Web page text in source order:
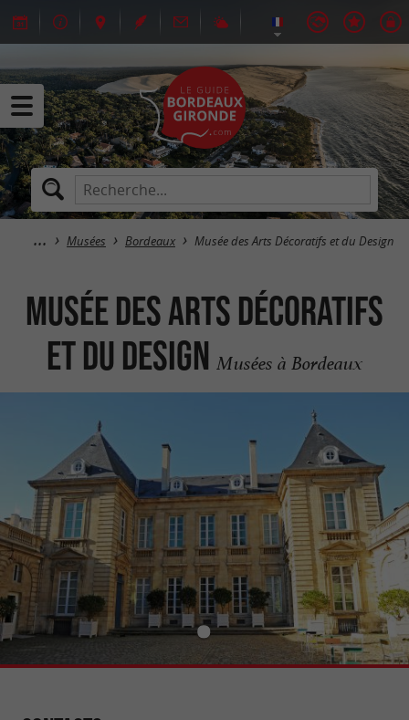
Musées Bordeaux Musée des Arts Décoratifs et du Design
Musée des Arts Décoratifs
et du Design Musées à Bordeaux